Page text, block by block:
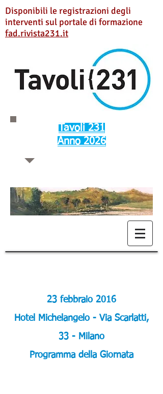
Disponibili le registrazioni degli
interventi sul portale di formazione
fad.rivista231.it
Tavoli 231
Anno 2026
23 febbraio 2016
Hotel Michelangelo - Via Scarlatti,
33 - Milano
Programma della Giornata